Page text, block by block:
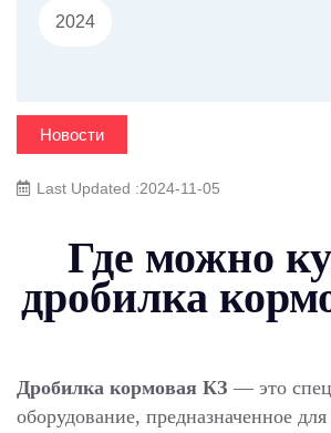
2024
Новости
Last Updated :2024-11-05
Где можно
дробилка
Дробилка кормовая КЗ — это
оборудование, предназначенное